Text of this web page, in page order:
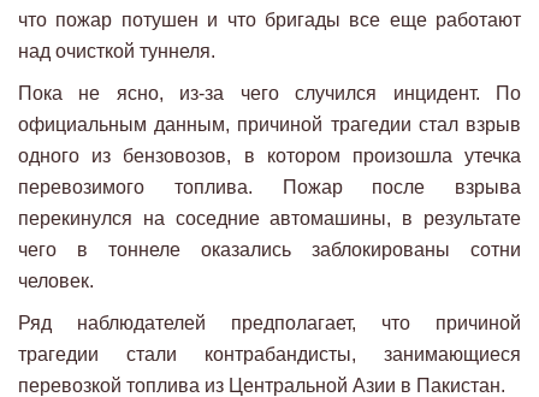
что пожар потушен и что бригады все еще работают
над очисткой туннеля.
Пока не ясно, из-за чего случился инцидент. По
официальным данным, причиной трагедии стал взрыв
одного из бензовозов, в котором произошла утечка
перевозимого топлива. Пожар после взрыва
перекинулся на соседние автомашины, в результате
чего в тоннеле оказались заблокированы сотни
человек.
Ряд наблюдателей предполагает, что причиной
трагедии стали контрабандисты, занимающиеся
перевозкой топлива из Центральной Азии в Пакистан.